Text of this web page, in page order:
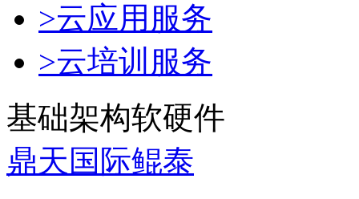
>云应用服务
>云培训服务
基础架构软硬件
鼎天国际鲲泰